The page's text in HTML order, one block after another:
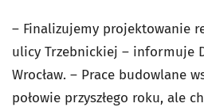
– Finalizujemy projektowanie
ulicy Trzebnickiej – informuje
Wrocław. – Prace budowlane
połowie przyszłego roku, ale